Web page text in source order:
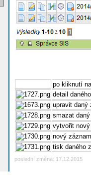
po kliknutí
detail
upravit daný
smazat
vytvořit
nový záznam
tisk daného
poslední změna: 17.12.2015